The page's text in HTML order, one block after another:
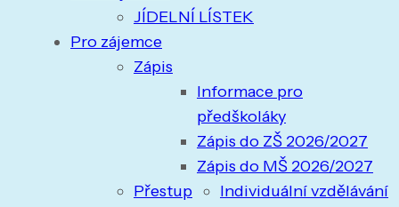
JÍDELNÍ LÍSTEK
Pro zájemce
Zápis
Informace pro
předškoláky
Zápis do ZŠ 2026/2027
Zápis do MŠ 2026/2027
Přestup
Individuální vzdělávání